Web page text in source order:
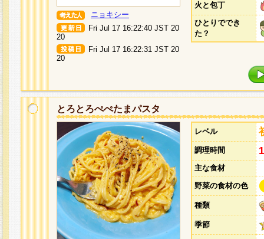
ニョキシー
Fri Jul 17 16:22:40 JST 20
20
Fri Jul 17 16:22:31 JST 20
20
火と包丁
ひとりででき
た？
とろとろぺぺたまパスタ
レベル
調理時間
主な食材
野菜の食材の色
種類
季節